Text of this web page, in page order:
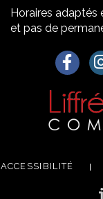
Horaires adaptés
et pas de
Lien
ACCESSIBILITÉ